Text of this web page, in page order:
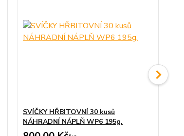
SVÍČKY HŘBITOVNÍ 30 kusů
NÁHRADNÍ NÁPLŇ WP6 195g.